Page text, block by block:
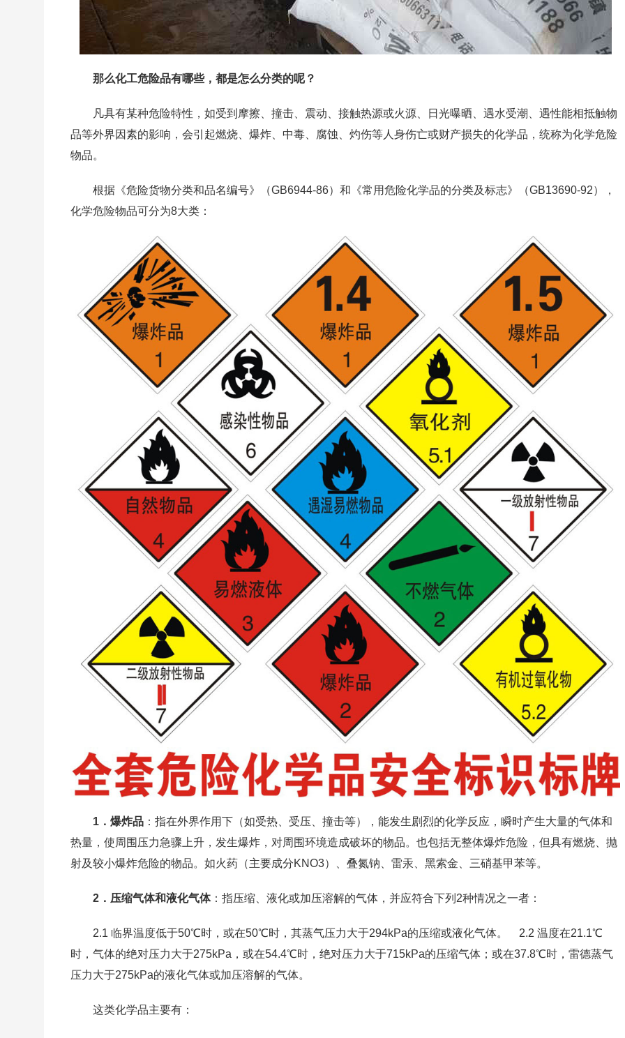
那么化工危险品有哪些，都是怎么分类的呢？
凡具有某种危险特性，如受到摩擦、撞击、震动、接触热源或火源、日光曝晒、遇水受潮、遇性能相抵触物
品等外界因素的影响，会引起燃烧、爆炸、中毒、腐蚀、灼伤等人身伤亡或财产损失的化学品，统称为化学危险
物品。
根据《危险货物分类和品名编号》（GB6944-86）和《常用危险化学品的分类及标志》（GB13690-92），
化学危险物品可分为8大类：
1．爆炸品 ：指在外界作用下（如受热、受压、撞击等），能发生剧烈的化学反应，瞬时产生大量的气体和
热量，使周围压力急骤上升，发生爆炸，对周围环境造成破坏的物品。也包括无整体爆炸危险，但具有燃烧、抛
射及较小爆炸危险的物品。如火药（主要成分KNO3）、叠氮钠、雷汞、黑索金、三硝基甲苯等。
2．压缩气体和液化气体：指压缩、液化或加压溶解的气体，并应符合下列2种情况之一者：
2.1 临界温度低于50℃时，或在50℃时，其蒸气压力大于294kPa的压缩或液化气体。 2.2 温度在21.1℃
时，气体的绝对压力大于275kPa，或在54.4℃时，绝对压力大于715kPa的压缩气体；或在37.8℃时，雷德蒸气
压力大于275kPa的液化气体或加压溶解的气体。
这类化学品主要有：